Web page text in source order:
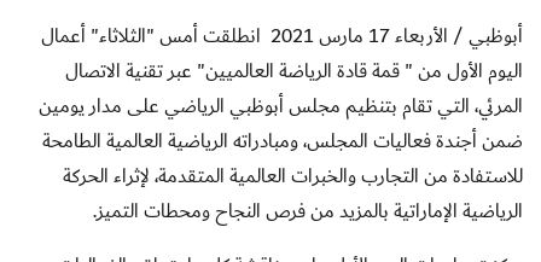
أبوظبي/ الأربعاء 17 مارس 2021
انطلقت أمس "الثلاثاء" أعمال
اليوم الأول من " قمة قادة الرياضة العالميين" عبر تقنية الاتصال
المرئي، التي تقام بتنظيم مجلس أبوظبي الرياضي على مدار يومين
ضمن أجندة فعاليات المجلس، ومبادراته الرياضية العالمية الطامحة
للاستفادة من التجارب والخبرات العالمية المتقدمة، لإثراء الحركة
الرياضية الإماراتية بالمزيد من فرص النجاح ومحطات التميز.